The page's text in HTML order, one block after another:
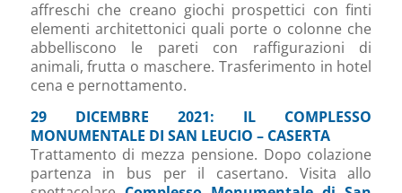
affreschi che creano giochi prospettici con finti
elementi architettonici quali porte o colonne che
abbelliscono le pareti con raffigurazioni di
animali, frutta o maschere. Trasferimento in hotel
cena e pernottamento.
29 DICEMBRE 2021: IL COMPLESSO
MONUMENTALE DI SAN LEUCIO – CASERTA
Trattamento di mezza pensione. Dopo colazione
partenza in bus per il casertano. Visita allo